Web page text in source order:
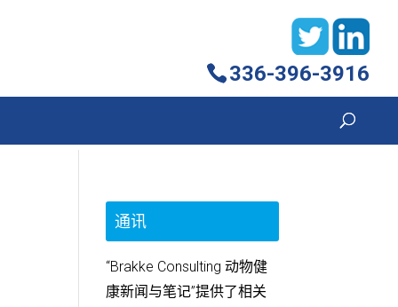
336-396-3916
通讯
“Brakke Consulting 动物健
康新闻与笔记”提供了相关